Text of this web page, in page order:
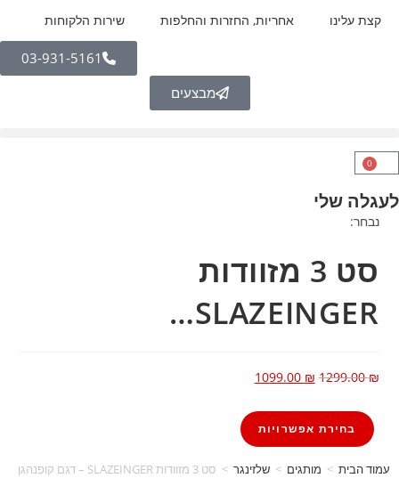
קצת עלינו אחריות, החזרות והחלפות שירות הלקוחות
03-931-5161
מבצעים
0
לעגלה שלי
נבחר:
סט 3 מזוודות
SLAZEINGER…
1299.00₪
1099.00 ₪
בחירת אפשרויות
עמוד הבית > מותגים > שלזינגר > סט 3 מזוודות SLAZEINGER – דגם קופנהגן